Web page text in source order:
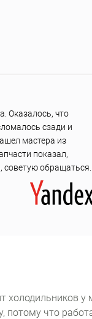
Оказалось, что
сзади и
мастера из
показал,
советую обращаться.
потому что